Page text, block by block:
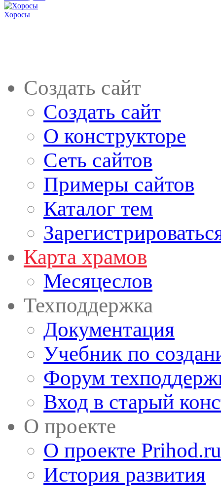
Хоросы
Создать сайт
Создать сайт
О конструкторе
Сеть сайтов
Примеры сайтов
Каталог тем
Карта храмов
Месяцеслов
Техподдержка
Документация
Учебник по
Форум
Вход в старый
О проекте
О проекте Prihod.ru
История развития